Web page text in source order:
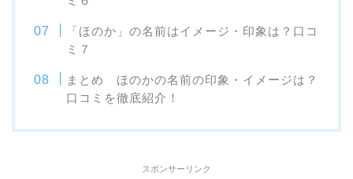
「ほのか」の名前はイメージ・印象は？口コ
ミ７
まとめ ほのかの名前の印象・イメージは？
口コミを徹底紹介！
スポンサーリンク